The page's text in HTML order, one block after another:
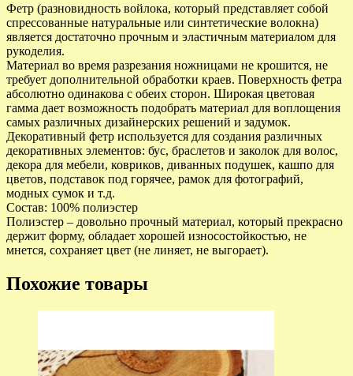
Фетр (разновидность войлока, который представляет собой
спрессованные натуральные или синтетические волокна)
является достаточно прочным и эластичным материалом для
рукоделия.
Материал во время разрезания ножницами не крошится, не
требует дополнительной обработки краев. Поверхность фетра
абсолютно одинакова с обеих сторон. Широкая цветовая
гамма дает возможность подобрать материал для воплощения
самых различных дизайнерских решений и задумок.
Декоративный фетр используется для создания различных
декоративных элементов: бус, браслетов и заколок для волос,
декора для мебели, ковриков, диванных подушек, кашпо для
цветов, подставок под горячее, рамок для фотографий,
модных сумок и т.д.
Состав: 100% полиэстер
Полиэстер – довольно прочный материал, который прекрасно
держит форму, обладает хорошей износостойкостью, не
мнется, сохраняет цвет (не линяет, не выгорает).
Похожие товары